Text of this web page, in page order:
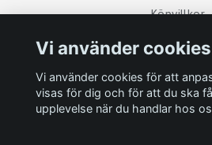
Köpvillkor
Sociala
Vi använder cookies
Vi använder cookies för att
visas för dig och för att du ska
upplevelse när du handlar hos